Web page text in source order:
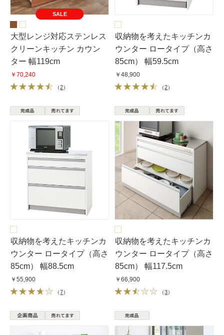
SALE
大型レンジ対応ステンレス
クリーンキッチン カウン
ター 幅119cm
￥70,240
（2）
収納物を考えたキッチンカ
ウンター ロータイプ（高さ
85cm） 幅59.5cm
￥48,900
（2）
収納物を考えたキッチンカ
ウンター ロータイプ（高さ
85cm） 幅88.5cm
￥55,900
（7）
収納物を考えたキッチンカ
ウンター ロータイプ（高さ
85cm） 幅117.5cm
￥66,900
（3）